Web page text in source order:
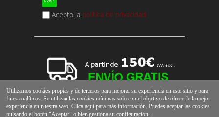
Acepto la política de privacidad
Utilizamos cookies propias y de terceros para mejorar su experiencia en este sitio y para
fines analíticos. Se utilizan las cookies mínimas solo con el objetivo de ofrecerle la mejor
experiencia en nuestra web. Clicaaquí para más información. Puedes aceptar las cookies
pulsando el botón "Aceptar" o bien gestiona suconfiguración.